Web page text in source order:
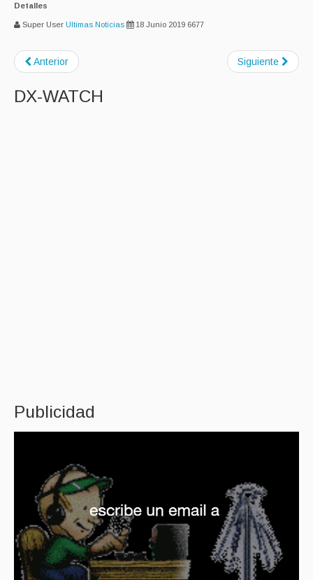
Detalles
Super User Ultimas Noticias 18 Junio 2019 6677
Anterior Siguiente
DX-WATCH
Publicidad